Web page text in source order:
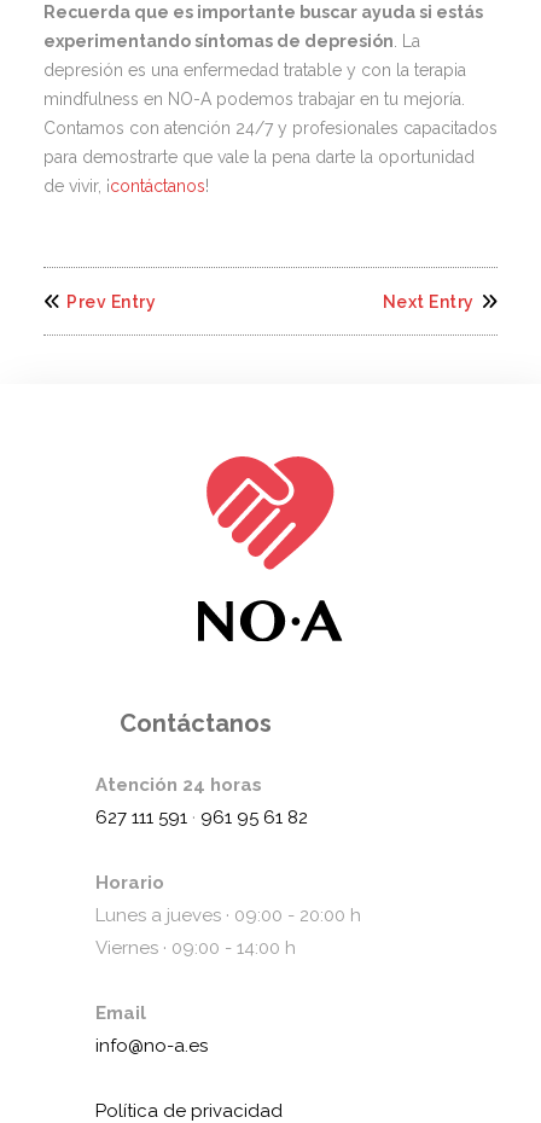
Recuerda que es importante buscar ayuda si estás
experimentando síntomas de depresión. La
depresión es una enfermedad tratable y con la terapia
mindfulness en NO-A podemos trabajar en tu mejoría.
Contamos con atención 24/7 y profesionales capacitados
para demostrarte que vale la pena darte la oportunidad
de vivir, ¡contáctanos!
Prev Entry Next Entry
Contáctanos
Atención 24 horas
627 111 591 · 961 95 61 82
Horario
Lunes a jueves · 09:00 - 20:00 h
Viernes · 09:00 - 14:00 h
Email
info@no-a.es
Política de privacidad